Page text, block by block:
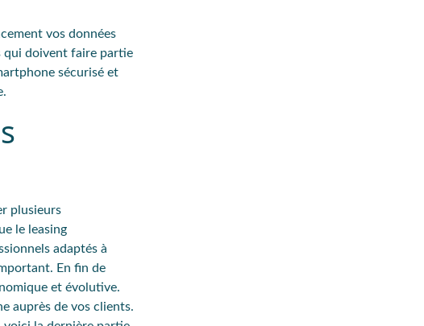
vos données
qui doivent faire partie
sécurisé et
plusieurs
le leasing
adaptés à
En fin de
et évolutive.
auprès de vos clients.